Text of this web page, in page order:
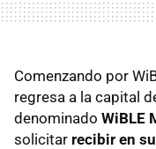
Comenzando por
regresa a la capital
denominado WiBLE
solicitar recibir en